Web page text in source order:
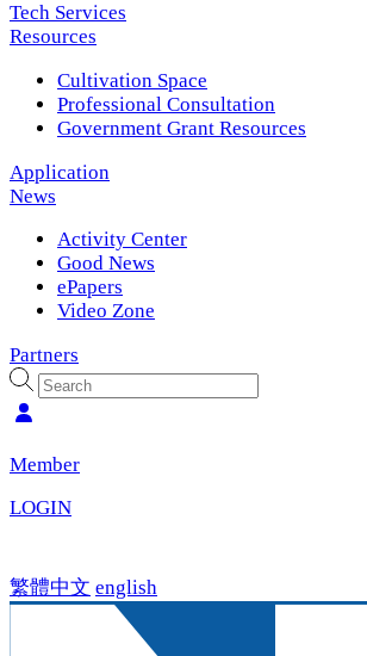
Tech Services
Resources
Cultivation Space
Professional Consultation
Government Grant Resources
Application
News
Activity Center
Good News
ePapers
Video Zone
Partners
Member
LOGIN
繁體中文 english